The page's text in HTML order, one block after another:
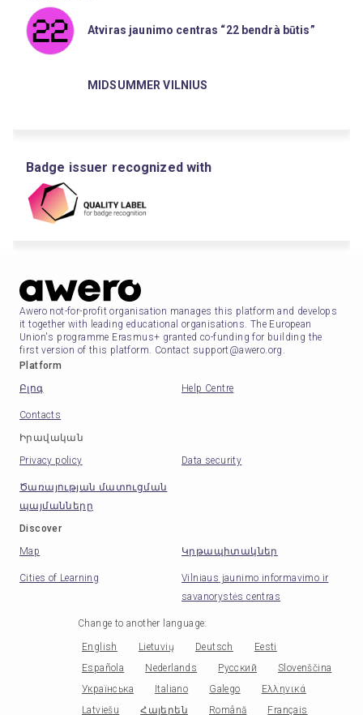
Atviras jaunimo centras “22 bendrà būtis”
MIDSUMMER VILNIUS
Badge issuer recognized with
Awero not-for-profit organisation manages this platform and develops
it together with leading educational organisations. The European
Union's programme Erasmus+ granted co-funding for building the
first version of this platform. Contact support@awero.org.
Platform
Բլոգ
Help Centre
Contacts
Իրավական
Privacy policy
Data security
Ծառայության մատուցման
պայմանները
Discover
Map
Կրթապիտակներ
Cities of Learning
Vilniaus jaunimo informavimo ir
savanorystės centras
Change to another language:
English Lietuvių Deutsch
Eesti
Española
Nederlands Русский
Slovenščina
Українська
Italiano Galego
Ελληνικά
Latviešu
Հայերեն Română Français